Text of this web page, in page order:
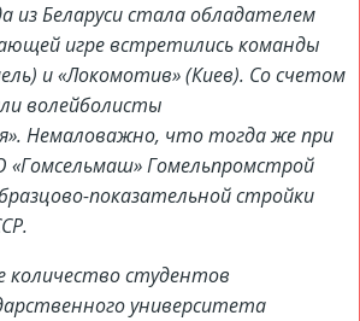
из Беларуси стала обладателем
игре встретились команды
и «Локомотив» (Киев). Со счетом
волейболисты
Немаловажно, что тогда же при
«Гомсельмаш» Гомельпромстрой
показательной стройки
количество студентов
университета